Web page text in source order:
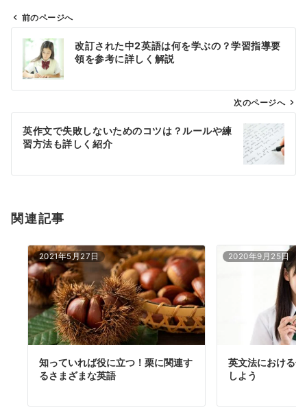
ン
前のページへ
改訂された中2英語は何を学ぶの？学習指導要
領を参考に詳しく解説
次のページへ
英作文で失敗しないためのコツは？ルールや練
習方法も詳しく紹介
関連記事
2021年5月27日
知っていれば役に立つ！栗に関連す
るさまざまな英語
2020年9月25日
英文法における
しよう